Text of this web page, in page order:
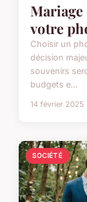
votre
Choisir un
décision
souvenirs
budgets e...
14 février 2025
SOCIÉTÉ